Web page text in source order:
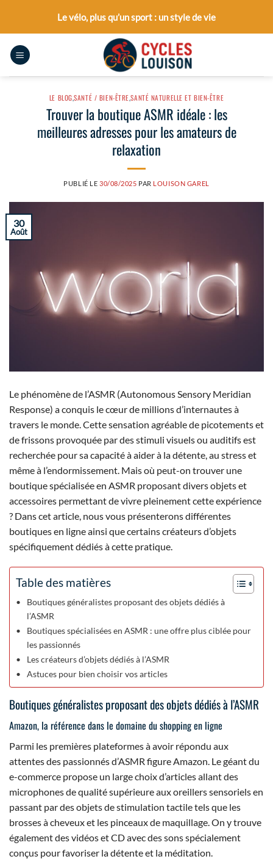
contenu
Le vélo, plus qu’un sport : un style de vie
LE BLOG,SANTÉ / BIEN-ÊTRE,SANTÉ NATURELLE ET BIEN-ÊTRE
Trouver la boutique ASMR idéale : les
meilleures adresses pour les amateurs de
relaxation
PUBLIÉ LE 30/08/2025 PAR LOUISON GAREL
30
Août
Le phénomène de l’ASMR (Autonomous Sensory Meridian
Response) a conquis le cœur de millions d’internautes à
travers le monde. Cette sensation agréable de picotements et
de frissons provoquée par des stimuli visuels ou auditifs est
recherchée pour sa capacité à aider à la détente, au stress et
même à l’endormissement. Mais où peut-on trouver une
boutique spécialisée en ASMR proposant divers objets et
accessoires permettant de vivre pleinement cette expérience
? Dans cet article, nous vous présenterons différentes
boutiques en ligne ainsi que certains créateurs d’objets
spécifiquement dédiés à cette pratique.
Table des matières
Boutiques généralistes proposant des objets dédiés à
l’ASMR
Boutiques spécialisées en ASMR : une offre plus ciblée pour
les passionnés
Les créateurs d’objets dédiés à l’ASMR
Astuces pour bien choisir vos articles
Boutiques généralistes proposant des objets dédiés à l’ASMR
Amazon, la référence dans le domaine du shopping en ligne
Parmi les premières plateformes à avoir répondu aux
attentes des passionnés d’ASMR figure Amazon. Le géant du
e-commerce propose un large choix d’articles allant des
microphones de qualité supérieure aux oreillers sensoriels en
passant par des objets de stimulation tactile tels que les
brosses à cheveux et les pinceaux de maquillage. On y trouve
également des vidéos et CD avec des sons spécialement
conçus pour favoriser la détente et la méditation.